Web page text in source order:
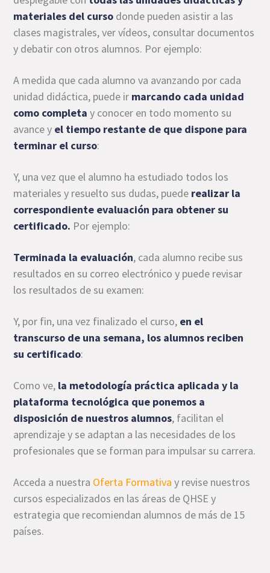
materiales del curso donde pueden asistir a las
clases magistrales, ver vídeos, consultar documentos
y debatir con otros alumnos. Por ejemplo:
A medida que cada alumno va avanzando por cada
unidad didáctica, puede ir marcando cada unidad
como completa y conocer en todo momento su
avance y el tiempo restante de que dispone para
terminar el curso:
Y, una vez que el alumno ha estudiado todos los
materiales y resuelto sus dudas, puede realizar la
correspondiente evaluación para obtener su
certificado. Por ejemplo:
Terminada la evaluación, cada alumno recibe sus
resultados en su correo electrónico y puede revisar
los resultados de su examen:
Y, por fin, una vez finalizado el curso, en el
transcurso de una semana, los alumnos reciben
su certificado:
Como ve, la metodología práctica aplicada y la
plataforma tecnológica que ponemos a
disposición de nuestros alumnos, facilitan el
aprendizaje y se adaptan a las necesidades de los
profesionales que se forman para impulsar su carrera.
Acceda a nuestra Oferta Formativa y revise nuestros
cursos especializados en las áreas de QHSE y
estrategia que recomiendan alumnos de más de 15
países.